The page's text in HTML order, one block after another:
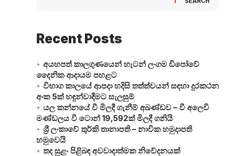
Recent Posts
අයහපත් කාලගුණයෙන් හැටන් ලංගම ඩිපෝවේ
දෛනික ආදායම පහළට
විභාග කාලයේ ආපදා හදිසි තත්ත්වයන් සඳහා දුරකථන
අංක 5ක් හඳුන්වාදීමට සැලසුම්
යල කන්නයේ වී මිලදී ගැනීම් අඛණ්ඩව – වී අලෙවි
මණ්ඩලය වී ටොන් 19,592ක් මිලදී ගනියි
ශ්‍රී ලංකාවේ තුර්කි තානාපති – නාවික හමුදාපති
හමුවෙයි
තද සුළං පිළිබඳ අවවාදාත්මක නිවේදනයක්